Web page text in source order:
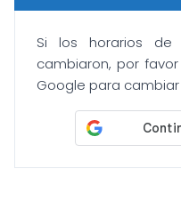
Si los horarios
cambiaron, por
Google para cambiar